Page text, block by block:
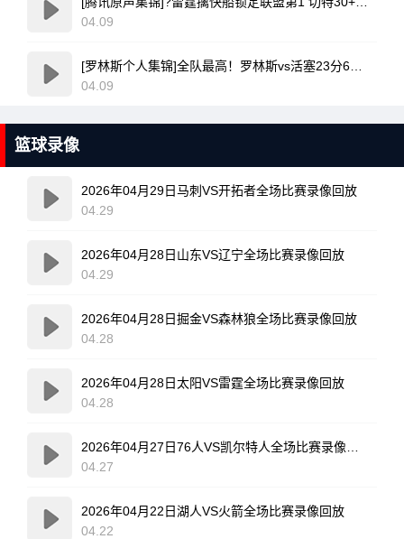
04.09
04.09
篮球录像
2026年04月29日马刺VS开拓者全场比赛录像回放
04.29
2026年04月28日山东VS辽宁全场比赛录像回放
04.29
2026年04月28日掘金VS森林狼全场比赛录像回放
04.28
2026年04月28日太阳VS雷霆全场比赛录像回放
04.28
04.27
2026年04月22日湖人VS火箭全场比赛录像回放
04.22